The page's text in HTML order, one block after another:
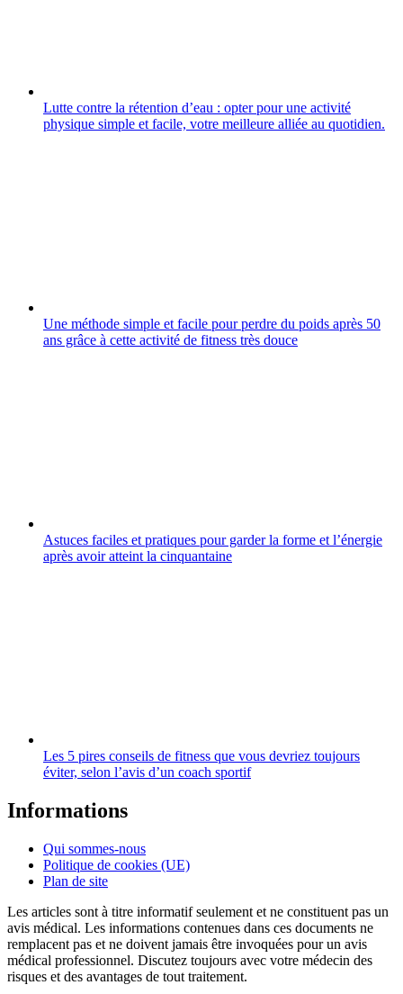
Lutte contre la rétention d’eau : opter pour une activité
physique simple et facile, votre meilleure alliée au quotidien.
Une méthode simple et facile pour perdre du poids après 50
ans grâce à cette activité de fitness très douce
Astuces faciles et pratiques pour garder la forme et l’énergie
après avoir atteint la cinquantaine
Les 5 pires conseils de fitness que vous devriez toujours
éviter, selon l’avis d’un coach sportif
Informations
Qui sommes-nous
Politique de cookies (UE)
Plan de site
Les articles sont à titre informatif seulement et ne constituent pas un
avis médical. Les informations contenues dans ces documents ne
remplacent pas et ne doivent jamais être invoquées pour un avis
médical professionnel. Discutez toujours avec votre médecin des
risques et des avantages de tout traitement.